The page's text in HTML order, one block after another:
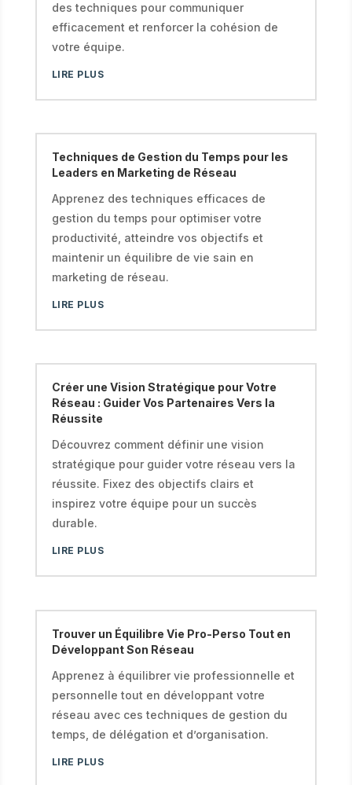
des techniques pour communiquer
efficacement et renforcer la cohésion de
votre équipe.
LIRE PLUS
Techniques de Gestion du Temps pour les
Leaders en Marketing de Réseau
Apprenez des techniques efficaces de
gestion du temps pour optimiser votre
productivité, atteindre vos objectifs et
maintenir un équilibre de vie sain en
marketing de réseau.
LIRE PLUS
Créer une Vision Stratégique pour Votre
Réseau : Guider Vos Partenaires Vers la
Réussite
Découvrez comment définir une vision
stratégique pour guider votre réseau vers la
réussite. Fixez des objectifs clairs et
inspirez votre équipe pour un succès
durable.
LIRE PLUS
Trouver un Équilibre Vie Pro-Perso Tout en
Développant Son Réseau
Apprenez à équilibrer vie professionnelle et
personnelle tout en développant votre
réseau avec ces techniques de gestion du
temps, de délégation et d’organisation.
LIRE PLUS